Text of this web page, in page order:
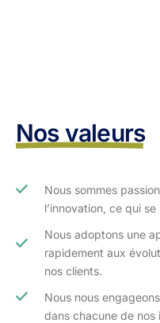
Nos valeurs
Nous sommes
l’innovation, ce qui
Nous adoptons une
rapidement aux
nos clients.​
Nous nous
dans chacune de nos